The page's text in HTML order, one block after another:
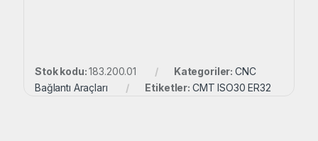
Stok kodu:183.200.01 Kategoriler: CNC
Bağlantı Araçları
Etiketler: CMT ISO30 ER32